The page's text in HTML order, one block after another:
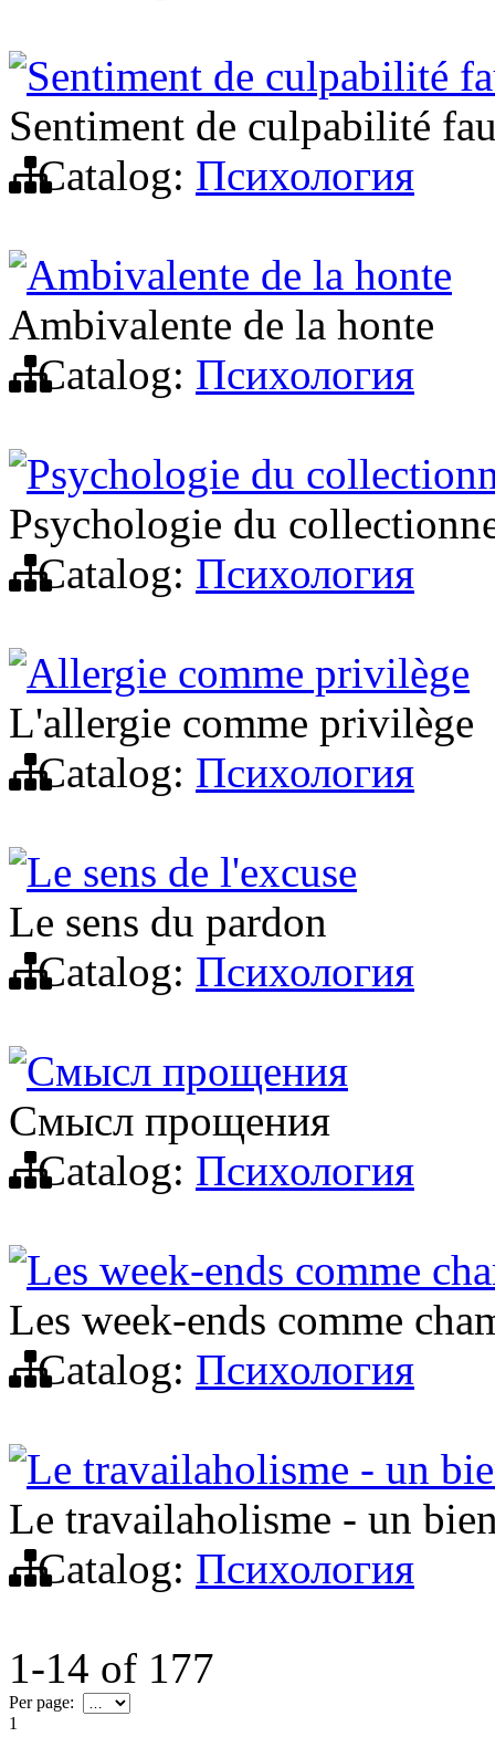
Sentiment de culpabilité
Sentiment de culpabilité
Catalog: Психология
Ambivalente de la honte
Ambivalente de la honte
Catalog: Психология
Psychologie du
Psychologie du
Catalog: Психология
Allergie comme privilège
L'allergie comme privilège
Catalog: Психология
Le sens de l'excuse
Le sens du pardon
Catalog: Психология
Смысл прощения
Смысл прощения
Catalog: Психология
Les week-ends comme
Les week-ends comme
Catalog: Психология
Le travailaholisme - un
Le travailaholisme - un
Catalog: Психология
1-14 of 177
Per page:
1